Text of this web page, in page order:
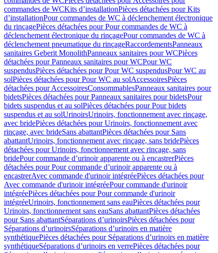
commandes de WCKits d’installationPièces détachées pour Kits
d’installationPour commandes de WC à déclenchement électronique
du rinçagePièces détachées pour Pour commandes de WC à
déclenchement électronique du rinçagePour commandes de WC à
déclenchement pneumatique du rinçageRaccordementsPanneaux
sanitaires Geberit MonolithPanneaux sanitaires pour WCPièces
détachées pour Panneaux sanitaires pour WCPour WC
suspendusPièces détachées pour Pour WC suspendusPour WC au
solPièces détachées pour Pour WC au solAccessoiresPièces
détachées pour AccessoiresConsommablesPanneaux sanitaires pour
bidetsPièces détachées pour Panneaux sanitaires pour bidetsPour
bidets suspendus et au solPièces détachées pour Pour bidets
suspendus et au solUrinoirsUrinoirs, fonctionnement avec rinçage,
avec bridePièces détachées pour Urinoirs, fonctionnement avec
rinçage, avec brideSans abattantPièces détachées pour Sans
abattantUrinoirs, fonctionnement avec rinçage, sans bridePièces
détachées pour Urinoirs, fonctionnement avec rinçage, sans
bridePour commande d’urinoir apparente ou à encastrerPièces
détachées pour Pour commande d’urinoir apparente ou à
encastrerAvec commande d'urinoir intégréePièces détachées pour
Avec commande d'urinoir intégréePour commande d'urinoir
intégréePièces détachées pour Pour commande d'urinoir
intégréeUrinoirs, fonctionnement sans eauPièces détachées pour
Urinoirs, fonctionnement sans eauSans abattantPièces détachées
pour Sans abattantSéparations d’urinoirsPièces détachées pour
Séparations d’urinoirsSéparations d’urinoirs en matière
synthétiquePièces détachées pour Séparations d’urinoirs en matière
synthétiqueSéparations d’urinoirs en verrePièces détachées pour